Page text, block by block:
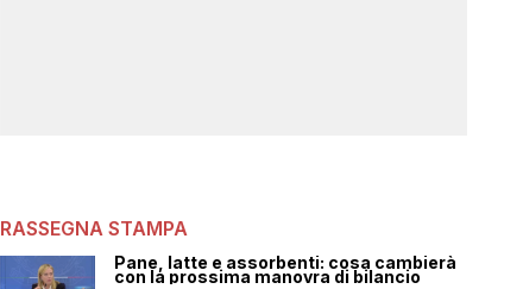
RASSEGNA STAMPA
Pane, latte e assorbenti: cosa cambierà
con la prossima manovra di bilancio